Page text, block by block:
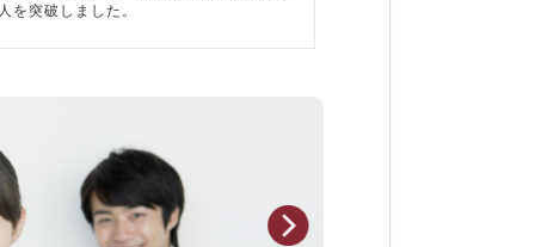
を突破しました。